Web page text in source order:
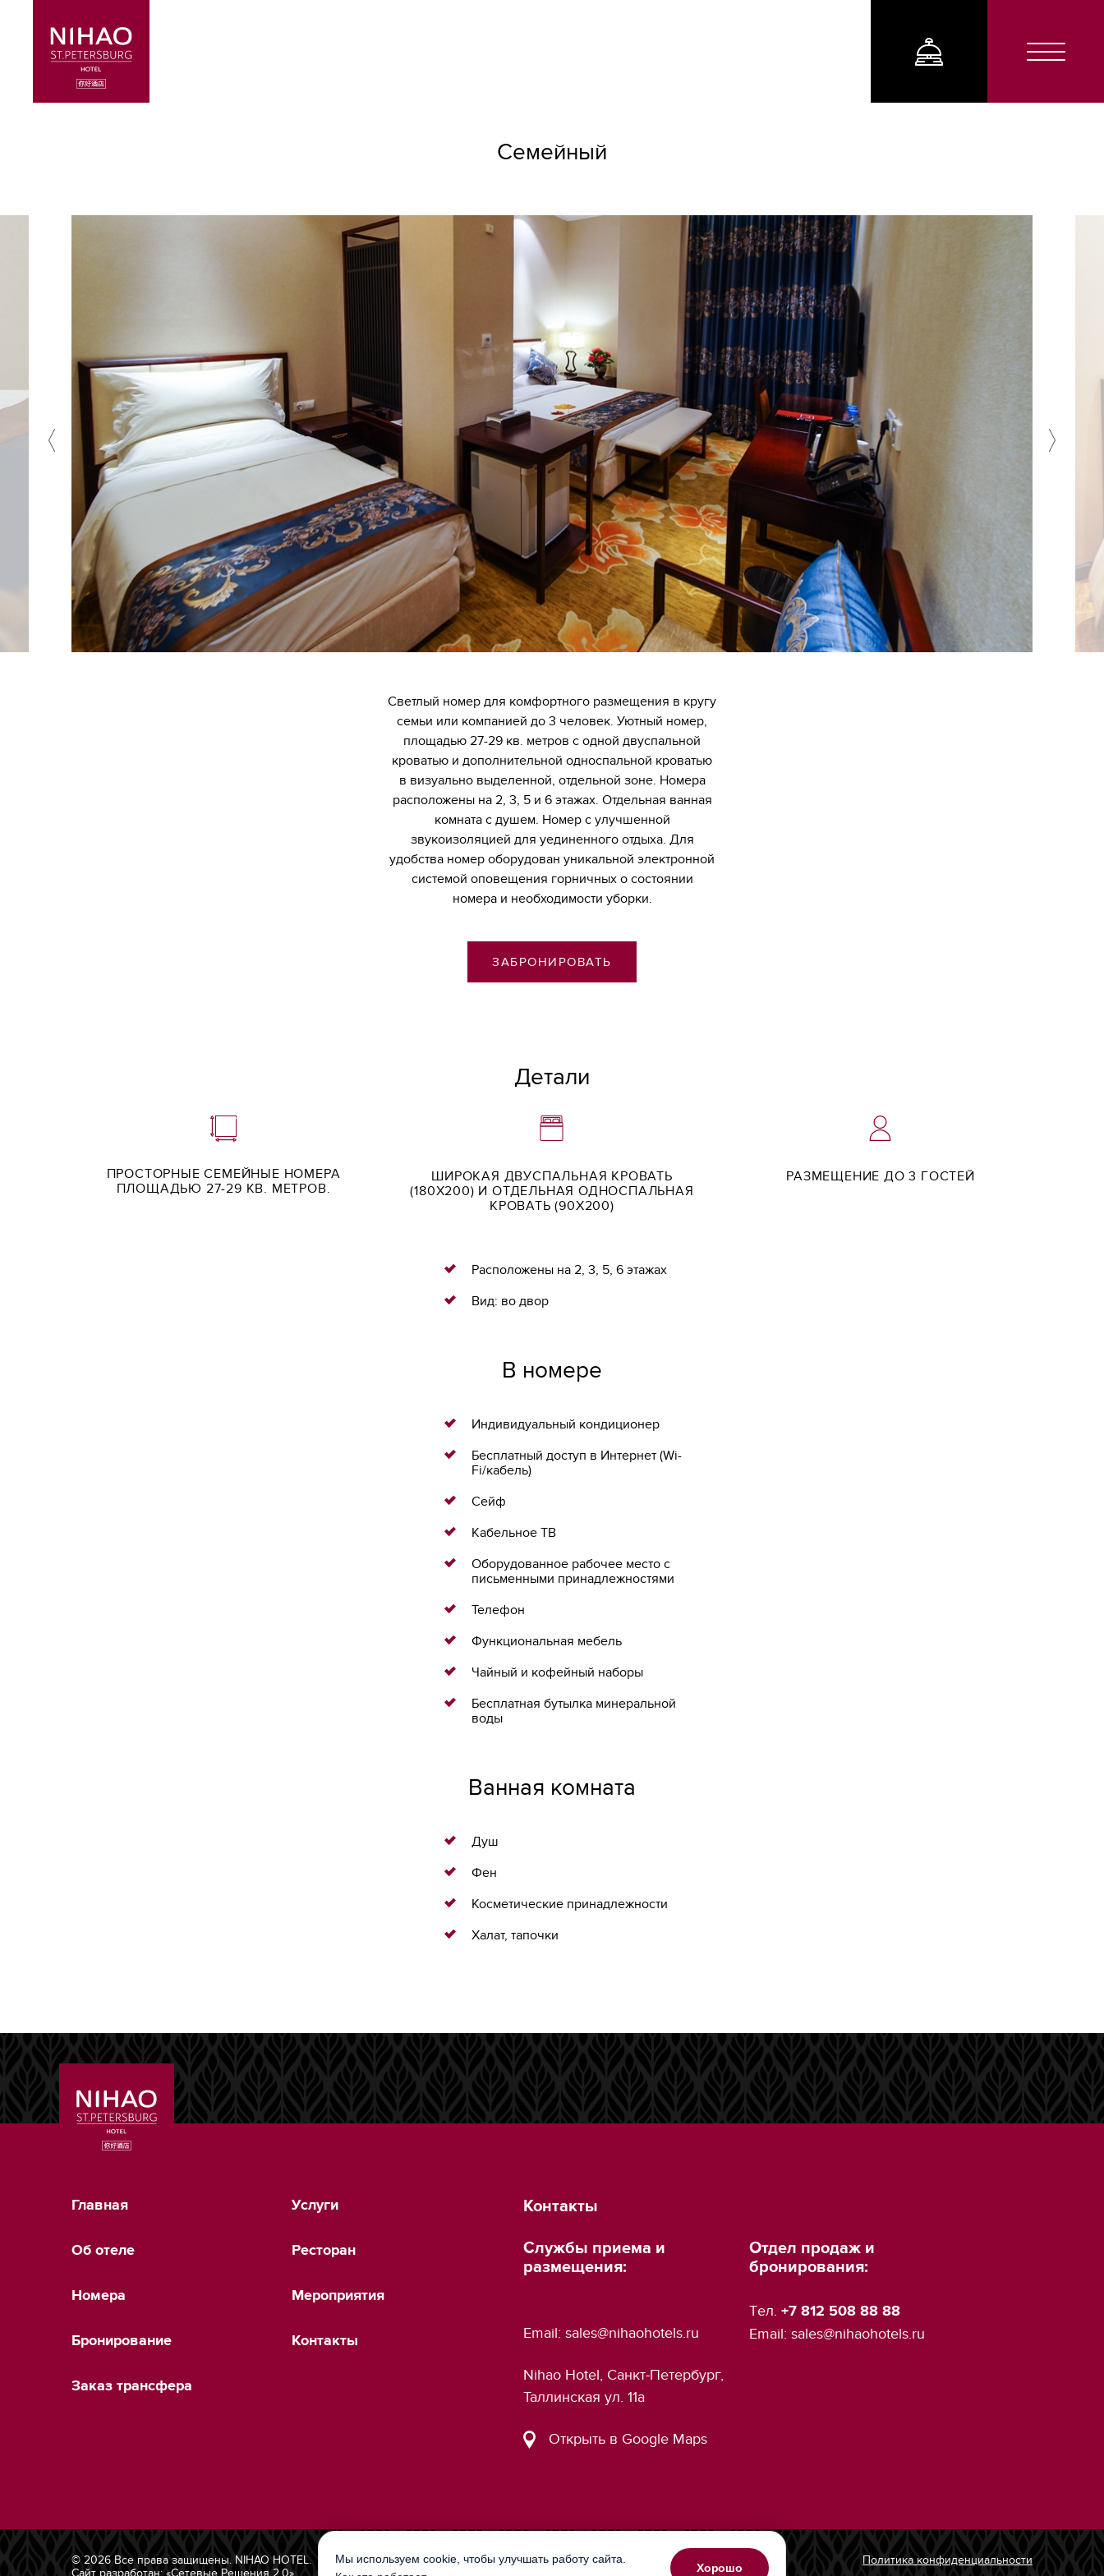
Семейный
Светлый номер для комфортного размещения в кругу
семьи или компанией до 3 человек. Уютный номер,
площадью 27-29 кв. метров с одной двуспальной
кроватью и дополнительной односпальной кроватью
в визуально выделенной, отдельной зоне. Номера
расположены на 2, 3, 5 и 6 этажах. Отдельная ванная
комната с душем. Номер с улучшенной
звукоизоляцией для уединенного отдыха. Для
удобства номер оборудован уникальной электронной
системой оповещения горничных о состоянии
номера и необходимости уборки.
ЗАБРОНИРОВАТЬ
Детали
ПРОСТОРНЫЕ СЕМЕЙНЫЕ НОМЕРА
ПЛОЩАДЬЮ 27-29 КВ. МЕТРОВ.
ШИРОКАЯ ДВУСПАЛЬНАЯ КРОВАТЬ
(180Х200) И ОТДЕЛЬНАЯ ОДНОСПАЛЬНАЯ
КРОВАТЬ (90Х200)
РАЗМЕЩЕНИЕ ДО 3 ГОСТЕЙ
Расположены на 2, 3, 5, 6 этажах
Вид: во двор
В номере
Индивидуальный кондиционер
Бесплатный доступ в Интернет (Wi-
Fi/кабель)
Сейф
Кабельное ТВ
Оборудованное рабочее место с
письменными принадлежностями
Телефон
Функциональная мебель
Чайный и кофейный наборы
Бесплатная бутылка минеральной
воды
Ванная комната
Душ
Фен
Косметические принадлежности
Халат, тапочки
Главная
Об отеле
Номера
Бронирование
Заказ трансфера
Услуги
Ресторан
Мероприятия
Контакты
Контакты
Службы приема и
размещения:
Email: sales@nihaohotels.ru
Nihao Hotel, Санкт-Петербург,
Таллинская ул. 11a
Открыть в Google Maps
Отдел продаж и
бронирования:
Tел. +7 812 508 88 88
Email: sales@nihaohotels.ru
© 2026 Все права защищены. NIHAO HOTEL.
Сайт разработан:«Сетевые Решения 2.0»
Политика конфиденциальности
Мы используем cookie, чтобы улучшать работу сайта.
Хорошо